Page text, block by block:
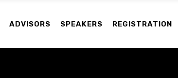
ADVISORS SPEAKERS REGISTRATION